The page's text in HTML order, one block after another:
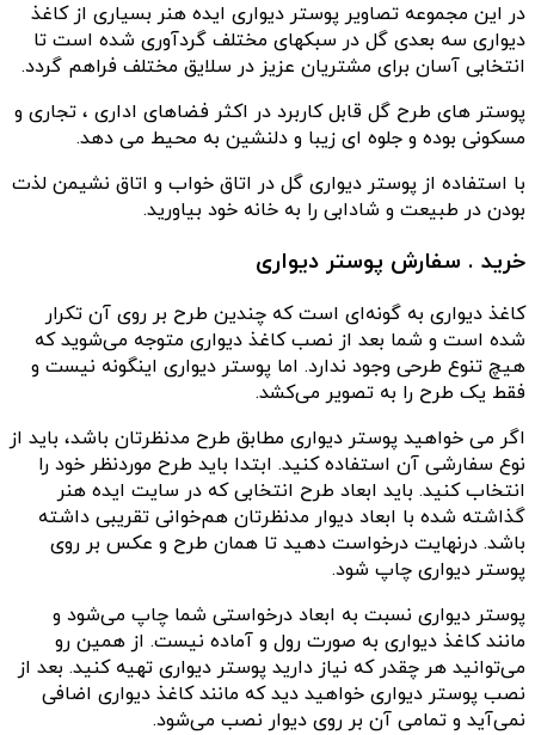
در این مجموعه تصاویر پوستر دیواری ایده هنر بسیاری از کاغذ
دیواری سه بعدی گل در سبکهای مختلف گردآوری شده است تا
انتخابی آسان برای مشتریان عزیز در سلایق مختلف فراهم گردد.
پوستر های طرح گل قابل کاربرد در اکثر فضاهای اداری ، تجاری و
مسکونی بوده و جلوه ای زیبا و دلنشین به محیط می دهد.
با استفاده از پوستر دیواری گل در اتاق خواب و اتاق نشیمن لذت
بودن در طبیعت و شادابی را به خانه خود بیاورید.
خرید . سفارش پوستر دیواری
کاغذ دیواری به گونه‌ای است که چندین طرح بر روی آن تکرار
شده است و شما بعد از نصب کاغذ دیواری متوجه می‌شوید که
هیچ تنوع طرحی وجود ندارد. اما پوستر دیواری اینگونه نیست و
فقط یک طرح را به تصویر می‌کشد.
اگر می خواهید پوستر دیواری مطابق طرح مدنظرتان باشد، باید از
نوع سفارشی آن استفاده کنید. ابتدا باید طرح موردنظر خود را
انتخاب کنید. باید ابعاد طرح انتخابی‌ که در سایت ایده هنر
گذاشته شده با ابعاد دیوار مدنظرتان هم‌خوانی تقریبی داشته
باشد. درنهایت درخواست دهید تا همان طرح و عکس بر روی
پوستر دیواری چاپ شود.
پوستر دیواری نسبت به ابعاد درخواستی شما چاپ می‌شود و
مانند کاغذ دیواری به صورت رول و آماده نیست. از همین رو
می‌توانید هر چقدر که نیاز دارید پوستر دیواری تهیه کنید. بعد از
نصب پوستر دیواری خواهید دید که مانند کاغذ دیواری اضافی
نمی‌آید و تمامی آن بر روی دیوار نصب می‌شود.